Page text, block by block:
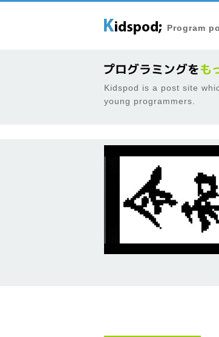
Program
Kidspod is a post site
young programmers.